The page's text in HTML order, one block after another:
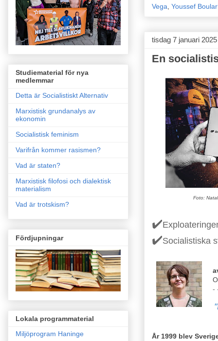
Vega Youssef
tisdag 7 januari 2025
En
Foto:
✔️
✔️Socialistiska
-
År 1999 blev
Studiematerial för nya
medlemmar
Detta är Socialistiskt Alternativ
Marxistisk grundanalys av
ekonomin
Socialistisk feminism
Varifrån kommer rasismen?
Vad är staten?
Marxistisk filofosi och dialektisk
materialism
Vad är trotskism?
Fördjupningar
Lokala programmaterial
Miljöprogram Haninge